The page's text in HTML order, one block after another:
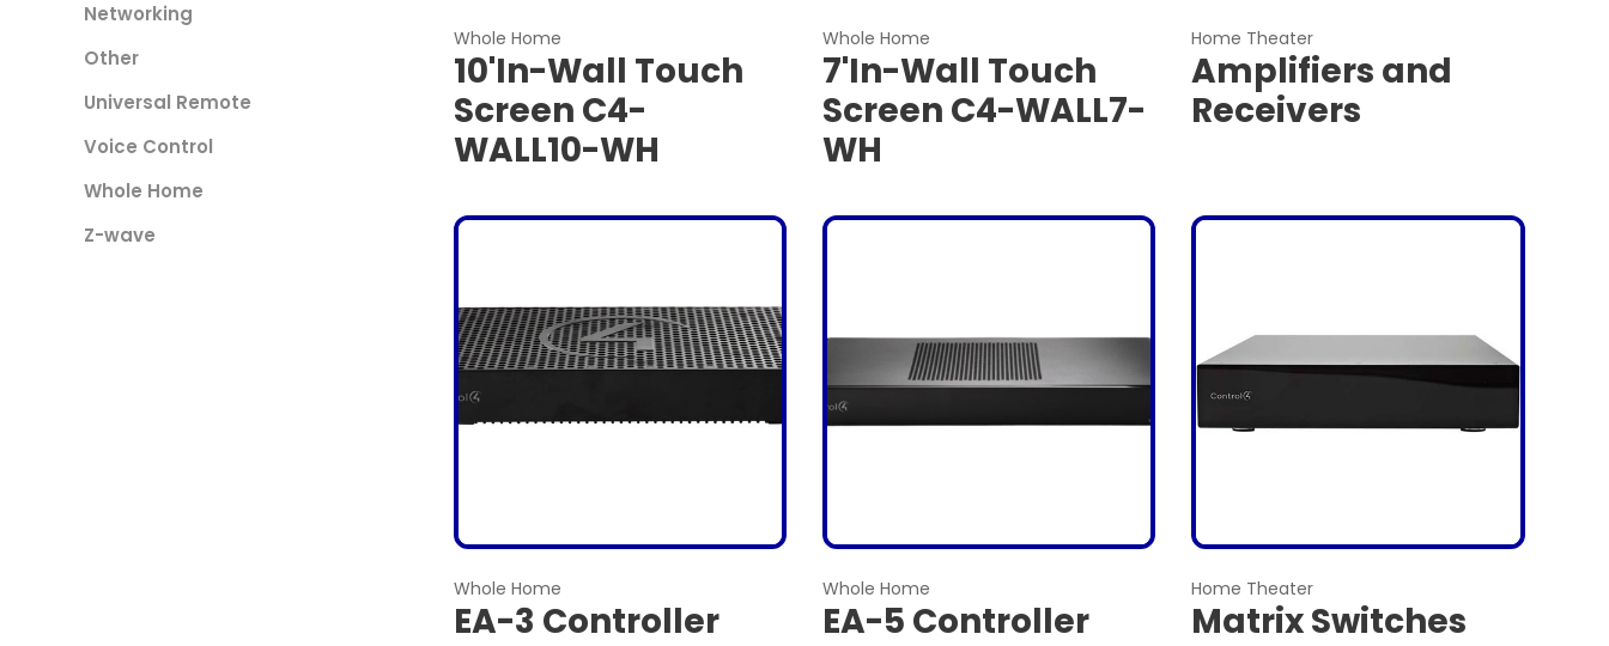
Networking
Other
Universal Remote
Voice Control
Whole Home
Z-wave
Whole Home
10'In-Wall Touch
Screen C4-
WALL10-WH
Whole Home
7'In-Wall Touch
Screen C4-WALL7-
WH
Home Theater
Amplifiers and
Receivers
Whole Home
EA-3 Controller
Whole Home
EA-5 Controller
Home Theater
Matrix Switches